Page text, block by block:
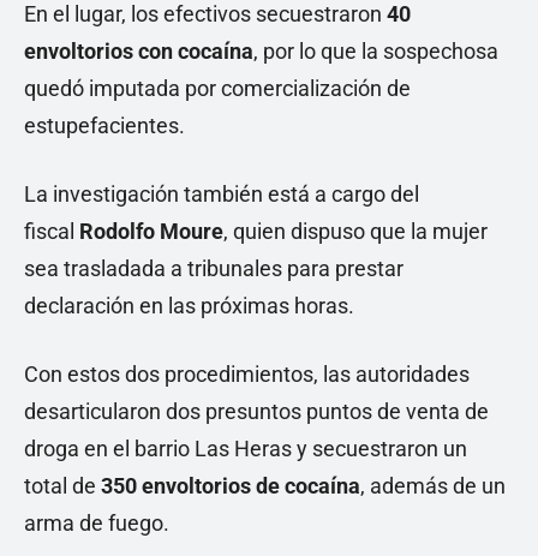
En el lugar, los efectivos secuestraron 40
envoltorios con cocaína, por lo que la sospechosa
quedó imputada por comercialización de
estupefacientes.
La investigación también está a cargo del
fiscal Rodolfo Moure, quien dispuso que la mujer
sea trasladada a tribunales para prestar
declaración en las próximas horas.
Con estos dos procedimientos, las autoridades
desarticularon dos presuntos puntos de venta de
droga en el barrio Las Heras y secuestraron un
total de 350 envoltorios de cocaína, además de un
arma de fuego.